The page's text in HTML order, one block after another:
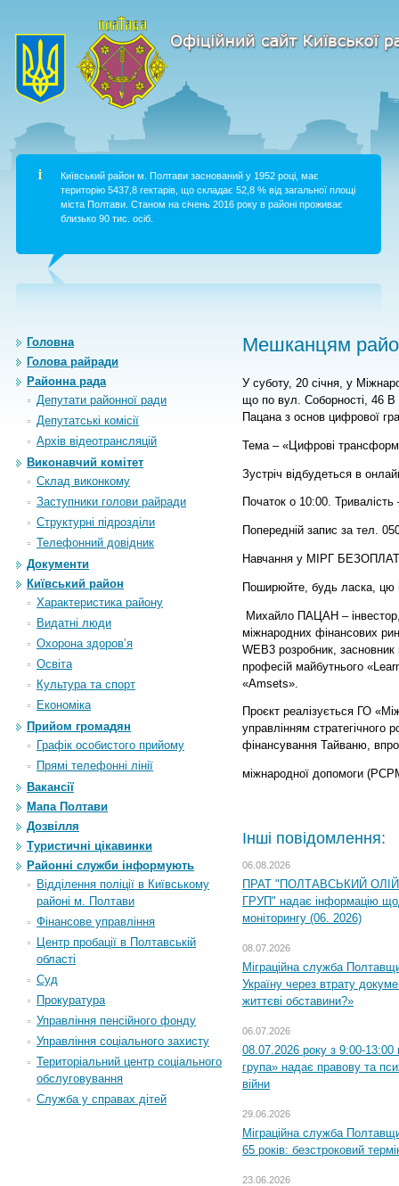
Київський район м. Полтави заснований у 1952 році, має
територію 5437,8 гектарів, що складає 52,8 % від загальної площі
міста Полтави. Станом на січень 2016 року в районі проживає
близько 90 тис. осіб.
Головна
Голова райради
Районна рада
Депутати районної ради
Депутатські комісії
Архiв вiдеотрансляцiй
Виконавчий комітет
Склад виконкому
Заступники голови райради
Структурні підрозділи
Телефонний довідник
Документи
Київський район
Характеристика району
Видатні люди
Охорона здоров’я
Освіта
Культура та спорт
Економіка
Прийом громадян
Графік особистого прийому
Прямі телефонні лінії
Вакансії
Мапа Полтави
Дозвілля
Туристичні цікавинки
Районні служби інформують
Відділення поліції в Київському
районі м. Полтави
Фінансове управління
Центр пробації в Полтавській
області
Суд
Прокуратура
Управління пенсійного фонду
Управління соціального захисту
Територіальний центр соціального
обслуговування
Служба у справах дітей
Мешканцям
У суботу, 20 січня, у
що по вул. Соборності, 46 В
Пацана з основ цифрової
Тема – «Цифрові
Зустріч відбудеться в
Початок о 10:00. Тривалість
Попередній запис за тел.
Навчання у МІРГ
Поширюйте, будь ласка, цю
Михайло ПАЦАН – інвестор,
міжнародних фінансових
WEB3 розробник, засновник
професій майбутнього
«Amsets».
Проєкт реалізується ГО
управлінням стратегічного
фінансування Тайваню,
міжнародної допомоги
Інші повідомлення:
06.08.2026
ПРАТ "ПОЛТАВСЬКИЙ
ГРУП" надає інформацію
моніторингу (06. 2026)
08.07.2026
Міграційна служба
Україну через втрату
життєві обставини?»
06.07.2026
08.07.2026 року з 9:00-13:00
група» надає правову та
війни
29.06.2026
Міграційна служба
65 років: безстроковий
23.06.2026